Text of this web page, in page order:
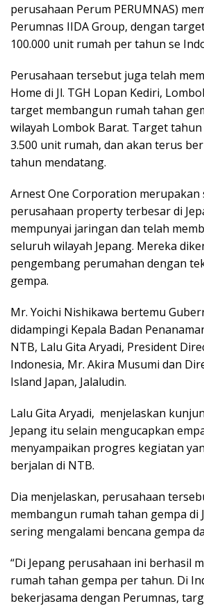
perusahaan Perum PERUMNAS)
Perumnas IIDA Group, dengan
100.000 unit rumah per tahun se
Perusahaan tersebut juga telah
Home di Jl. TGH Lopan Kediri,
target membangun rumah tahan
wilayah Lombok Barat. Target
3.500 unit rumah, dan akan terus
tahun mendatang.
Arnest One Corporation merupakan
perusahaan property terbesar di
mempunyai jaringan dan telah
seluruh wilayah Jepang. Mereka
pengembang perumahan dengan
gempa.
Mr. Yoichi Nishikawa bertemu
didampingi Kepala Badan
NTB, Lalu Gita Aryadi, President
Indonesia, Mr. Akira Musumi dan
Island Japan, Jalaludin.
Lalu Gita Aryadi, menjelaskan
Jepang itu selain mengucapkan
menyampaikan progres kegiatan
berjalan di NTB.
Dia menjelaskan, perusahaan
membangun rumah tahan gempa di
sering mengalami bencana gempa
“Di Jepang perusahaan ini berhasil
rumah tahan gempa per tahun. Di
bekerjasama dengan Perumnas,